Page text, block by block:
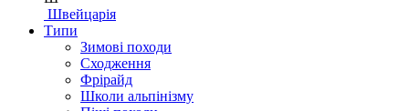
Швейцарія
Типи
Зимові походи
Сходження
Фрірайд
Школи альпінізму